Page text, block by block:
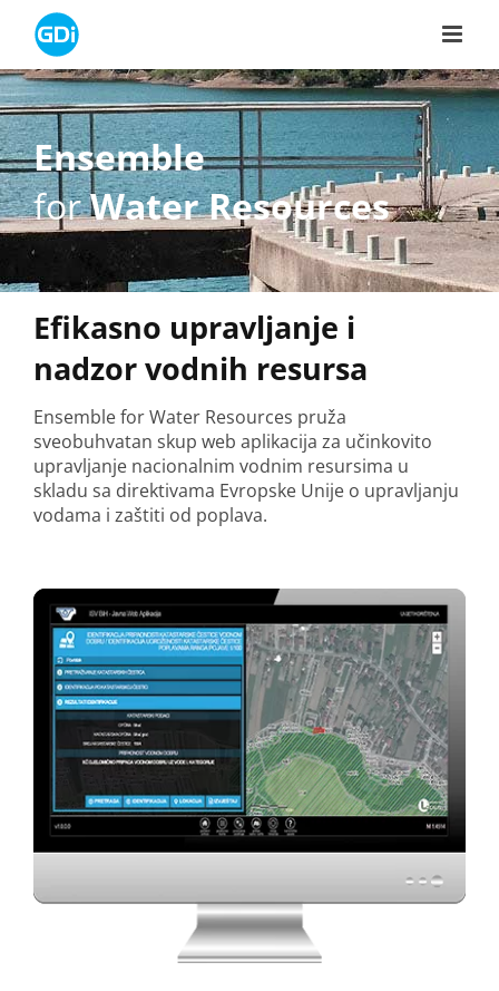
content
Ensemble
forWater Resources
Efikasno upravljanje i
nadzor vodnih resursa
Ensemble for Water Resources pruža
sveobuhvatan skup web aplikacija za učinkovito
upravljanje nacionalnim vodnim resursima u
skladu sa direktivama Evropske Unije o upravljanju
vodama i zaštiti od poplava.